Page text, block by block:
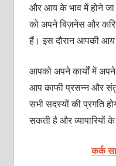
और आय के भाव में होने जा
को अपने बिज़नेस और
हैं। इस दौरान आपकी
आपको अपने कार्यों में
आप काफी प्रसन्‍न और
सभी सदस्‍यों की प्रगति
सकती है और व्‍यापारियों
कर्क